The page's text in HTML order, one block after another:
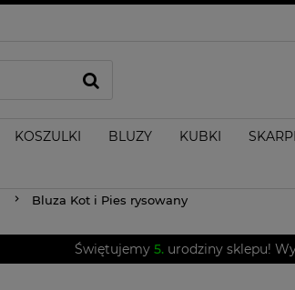
KOSZULKI BLUZY KUBKI
Bluza Kot i Pies rysowany
Świętujemy 5. urodziny sklepu!